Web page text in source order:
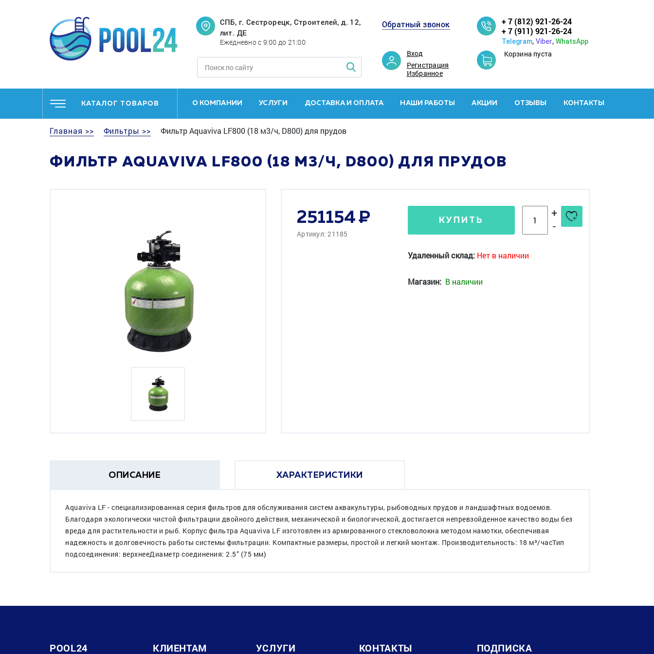
СПБ, г. Сестрорецк, Строителей, д. 12,
лит. ДЕ
Ежедневно с 9:00 до 21:00
Обратный звонок
Вход
Регистрация
Избранное
+ 7 (812) 921-26-24
+ 7 (911) 921-26-24
Telegram, Viber, WhatsApp
Корзина пуста
КАТАЛОГ ТОВАРОВ О КОМПАНИИ УСЛУГИ ДОСТАВКА И ОПЛАТА НАШИ РАБОТЫ АКЦИИ ОТЗЫВЫ КОНТАКТЫ
Главная >> Фильтры >> Фильтр Aquaviva LF800 (18 м3/ч, D800) для прудов
ФИЛЬТР AQUAVIVA LF800 (18 М3/Ч, D800) ДЛЯ ПРУДОВ
251154
Артикул: 21185
КУПИТЬ
+
-
Удаленный склад: Нет в наличии
Магазин: В наличии
ОПИСАНИЕ ХАРАКТЕРИСТИКИ
Aquaviva LF - специализированная серия фильтров для обслуживания систем аквакультуры, рыбоводных прудов и ландшафтных водоемов.
Благодаря экологически чистой фильтрации двойного действия, механической и биологической, достигается непревзойденное качество воды без
вреда для растительности и рыб. Корпус фильтра Aquaviva LF изготовлен из армированного стекловолокна методом намотки, обеспечивая
надежность и долговечность работы системы фильтрации. Компактные размеры, простой и легкий монтаж. Производительность: 18 м³/часТип
подсоединения: верхнееДиаметр соединения: 2.5” (75 мм)
POOL24 КЛИЕНТАМ УСЛУГИ КОНТАКТЫ ПОДПИСКА